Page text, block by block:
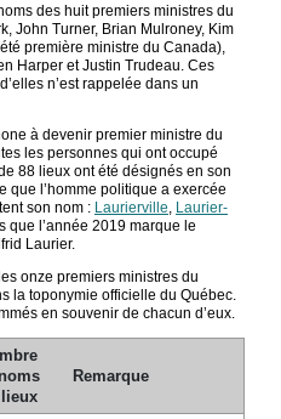
des huit premiers ministres du
John Turner, Brian Mulroney, Kim
première ministre du Canada),
Harper et Justin Trudeau. Ces
n’est rappelée dans un
à devenir premier ministre du
les personnes qui ont occupé
88 lieux ont été désignés en son
que l’homme politique a exercée
son nom : Laurierville Laurier-
que l’année 2019 marque le
Laurier.
onze premiers ministres du
la toponymie officielle du Québec.
en souvenir de chacun d’eux.
Remarque